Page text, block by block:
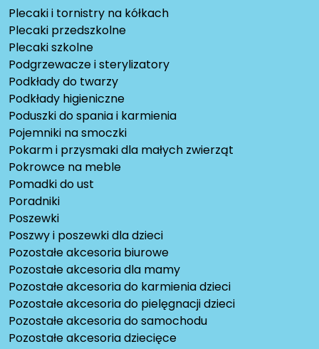
Plecaki i tornistry na kółkach
Plecaki przedszkolne
Plecaki szkolne
Podgrzewacze i sterylizatory
Podkłady do twarzy
Podkłady higieniczne
Poduszki do spania i karmienia
Pojemniki na smoczki
Pokarm i przysmaki dla małych zwierząt
Pokrowce na meble
Pomadki do ust
Poradniki
Poszewki
Poszwy i poszewki dla dzieci
Pozostałe akcesoria biurowe
Pozostałe akcesoria dla mamy
Pozostałe akcesoria do karmienia dzieci
Pozostałe akcesoria do pielęgnacji dzieci
Pozostałe akcesoria do samochodu
Pozostałe akcesoria dziecięce